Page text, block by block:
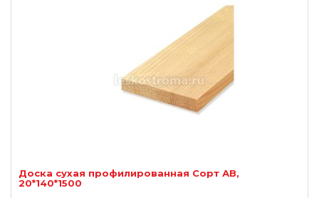
Доска сухая профилированная Сорт АВ,
20*140*1500